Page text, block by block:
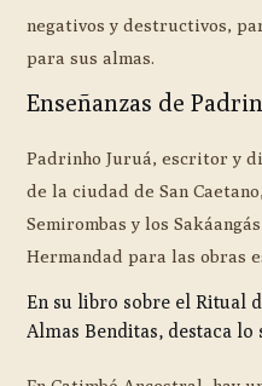
negativos y destructivos,
para sus almas.
Enseñanzas de
Padrinho Juruá, escritor y
de la ciudad de San
Semirombas y los
Hermandad para las obras
En su libro sobre el Ritual
Almas Benditas, destaca lo